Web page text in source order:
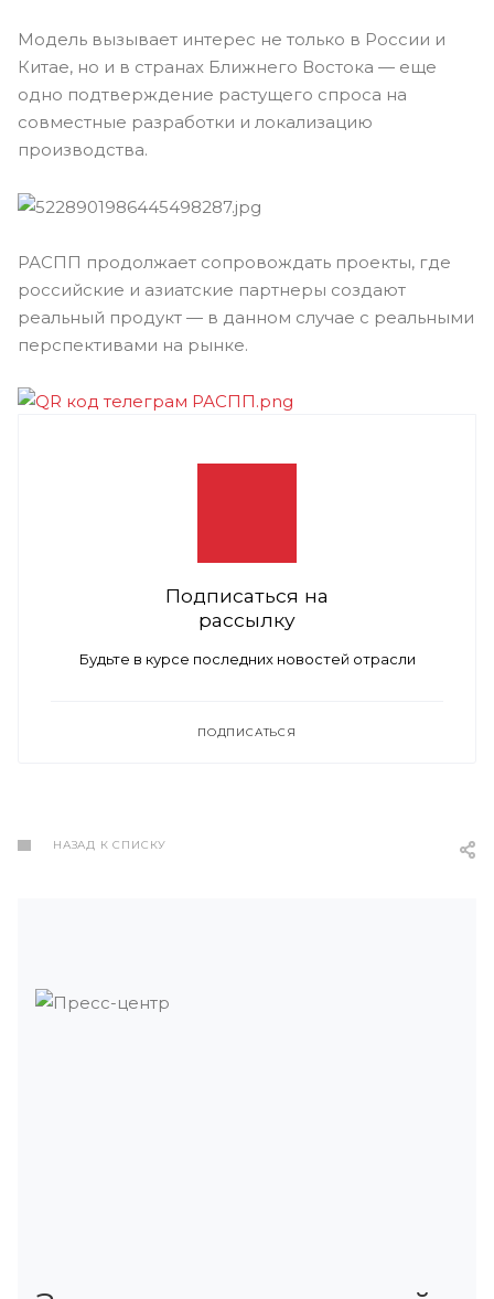
Модель вызывает интерес не только в России и
Китае, но и в странах Ближнего Востока — еще
одно подтверждение растущего спроса на
совместные разработки и локализацию
производства.
РАСПП продолжает сопровождать проекты, где
российские и азиатские партнеры создают
реальный продукт — в данном случае с реальными
перспективами на рынке.
Подписаться на
рассылку
Будьте в курсе последних новостей отрасли
ПОДПИСАТЬСЯ
НАЗАД К СПИСКУ